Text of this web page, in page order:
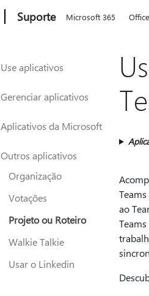
Suporte Microsoft 365
Use aplicativos
Gerenciar aplicativos
Aplicativos da Microsoft
Outros aplicativos
Organização
Votações
Projeto ou Roteiro
Walkie Talkie
Usar o Linkedin
ao